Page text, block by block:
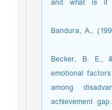
and what is it
Bandura, A.,
Becker, B. E.,
emotional
among
achievement